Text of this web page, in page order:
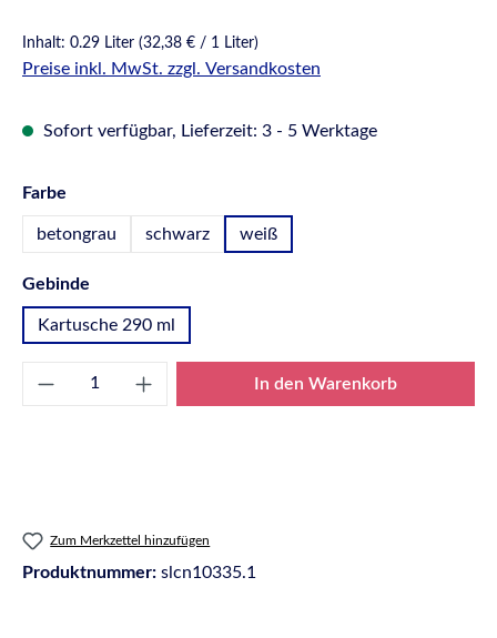
Inhalt: 0.29 Liter (32,38 € / 1 Liter)
Preise inkl. MwSt. zzgl. Versandkosten
Sofort verfügbar, Lieferzeit: 3 - 5 Werktage
Farbe
betongrau schwarz weiß
Gebinde
Kartusche 290 ml
Produkt Anzahl: Gib den gewünschten
In den Warenkorb
Zum Merkzettel hinzufügen
Produktnummer: slcn10335.1